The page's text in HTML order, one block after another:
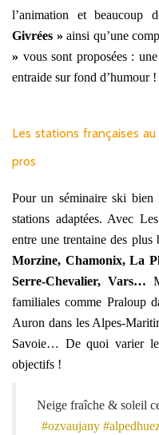
l’animation et beaucoup
Givrées » ainsi qu’une
» vous sont proposées :
entraide sur fond d’humour !
Les stations françaises
pros
Pour un séminaire ski
stations adaptées. Avec
entre une trentaine des plus
Morzine, Chamonix, La
Serre-Chevalier, Vars…
familiales comme Praloup
Auron dans les Alpes-
Savoie… De quoi varier
objectifs !
Neige fraîche & soleil
#ozvaujany